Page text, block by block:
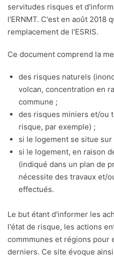
servitudes risques et
l'ERNMT. C'est en août 2018
remplacement de l'ESRIS.
Ce document comprend la
des risques naturels
volcan, concentration en
commune ;
des risques miniers et/ou
risque, par exemple) ;
si le logement se situe
si le logement, en raison
(indiqué dans un plan de
nécessite des travaux et/
effectués.
Le but étant d'informer les
l'état de risque, les actions
commmunes et régions pour
derniers. Ce site évoque